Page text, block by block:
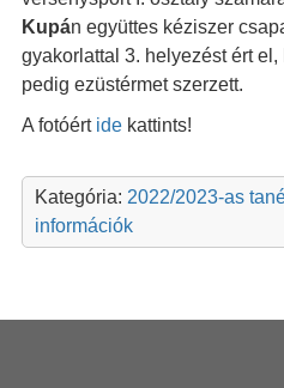
Kupán együttes kéziszer
gyakorlattal 3. helyezést ért
pedig ezüstérmet szerzett.
A fotóért idekattints!
Kategória: 2022/2023-as
információk